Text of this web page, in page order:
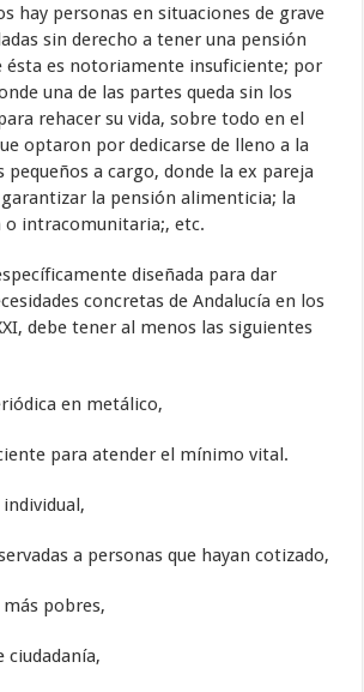
hay personas en situaciones de grave
sin derecho a tener una pensión
ésta es notoriamente insuficiente; por
una de las partes queda sin los
rehacer su vida, sobre todo en el
optaron por dedicarse de lleno a la
a cargo, donde la ex pareja
garantizar la pensión alimenticia; la
intracomunitaria;, etc.
diseñada para dar
concretas de Andalucía en los
debe tener al menos las siguientes
en metálico,
para atender el mínimo vital.
a personas que hayan cotizado,
pobres,
ciudadanía,